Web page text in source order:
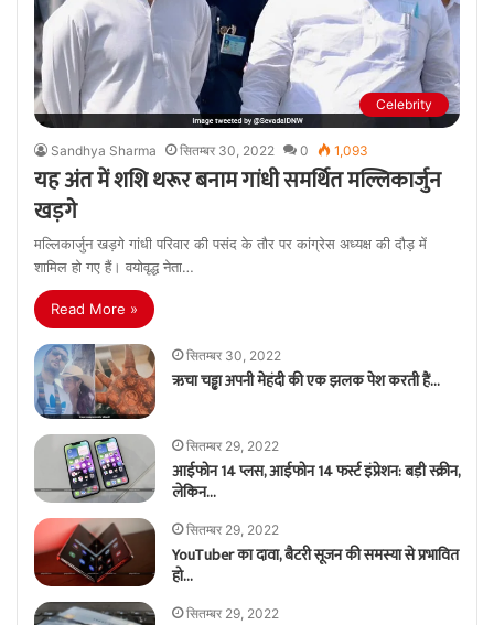
Celebrity
Sandhya Sharma सितम्बर 30, 2022 0 1,093
यह अंत में शशि थरूर बनाम गांधी समर्थित मल्लिकार्जुन
खड़गे
मल्लिकार्जुन खड़गे गांधी परिवार की पसंद के तौर पर कांग्रेस अध्यक्ष की दौड़ में
शामिल हो गए हैं। वयोवृद्ध नेता…
Read More »
सितम्बर 30, 2022
ऋचा चड्ढा अपनी मेहंदी की एक झलक पेश करती हैं…
सितम्बर 29, 2022
आईफोन 14 प्लस, आईफोन 14 फर्स्ट इंप्रेशन: बड़ी स्क्रीन,
लेकिन…
सितम्बर 29, 2022
YouTuber का दावा, बैटरी सूजन की समस्या से प्रभावित
हो…
सितम्बर 29, 2022